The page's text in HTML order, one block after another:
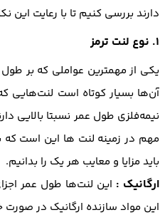
دارند بررسی کنیم تا با رعایت
1. نوع لنت ترمز
یکی از مهمترین عواملی که بر طول
نیمه‌فلزی طول عمر نسبتا بالایی
مهم در زمینه لنت ها این است که
باید مزایا و معایب هر یک را بدانیم.
ارگانیک : این لنت‌ها طول عمر
این مواد سازنده ارگانیک در